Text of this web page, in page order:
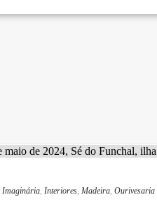
Imaginária, Interiores, Madeira,